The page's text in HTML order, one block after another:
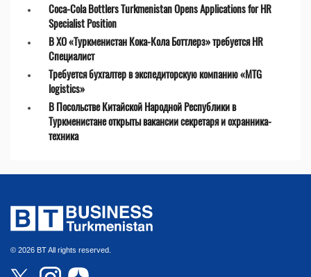
Coca-Cola Bottlers Turkmenistan Opens Applications for HR
Specialist Position
В ХО «Туркменистан Кока-Кола Боттлерз» требуется HR
Специалист
Требуется бухгалтер в экспедиторскую компанию «MTG
logistics»
В Посольстве Китайской Народной Республики в
Туркменистане открыты вакансии секретаря и охранника-
техника
© 2026 BT All rights reserved.